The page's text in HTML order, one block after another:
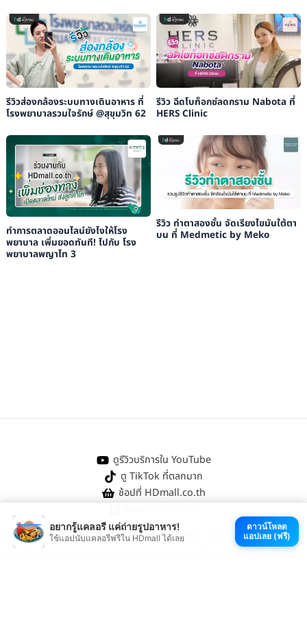
รีวิวส่องกล้องระบบทางเดินอาหาร ที่
โรงพยาบาลรวมใจรักษ์ @สุขุมวิท 62
รีวิว ฉีดโบท็อกซ์ลดกราม Nabota ที่
HERS Clinic
ทำการตลาดออนไลน์ยังไงให้โรง
พยาบาล เพิ่มยอดทันที! ไปกับ โรง
พยาบาลพญาไท 3
รีวิว ทำตาสองชั้น จัดเรียงไขมันใต้ตา
บน ที่ Medmetic by Meko
ดูรีวิวบริการใน YouTube
ดู TikTok ที่ตลกมาก
ช้อปที่ HDmall.co.th
@ 2026 HDmall | สงวนลิขสิทธิ์ |
Sitemap
ตรวจสุขภาพทั่วไป
อยากรู้แคลอรี แค่ถ่ายรูปอาหาร!
ใช้แอปนับแคลอรีฟรีใน HDmall ได้เลย
ดาวน์โหลด
แอปเลย (ฟรี)